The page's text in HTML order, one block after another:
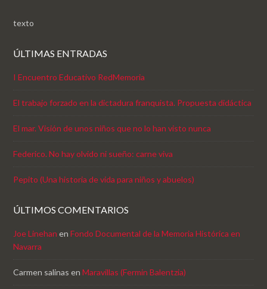
texto
ÚLTIMAS ENTRADAS
I Encuentro Educativo RedMemoria
El trabajo forzado en la dictadura franquista. Propuesta didáctica
El mar. Visión de unos niños que no lo han visto nunca
Federico. No hay olvido ni sueño: carne viva
Pepito (Una historia de vida para niños y abuelos)
ÚLTIMOS COMENTARIOS
Joe Linehan enFondo Documental de la Memoria Histórica en
Navarra
Carmen salinas enMaravillas (Fermin Balentzia)